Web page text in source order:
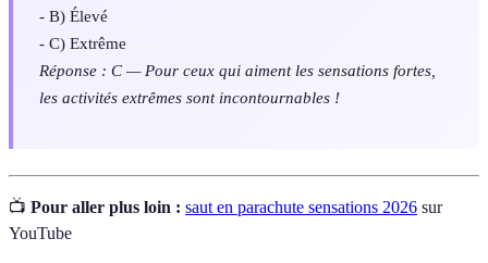
- B) Élevé
- C) Extrême
Réponse : C — Pour ceux qui aiment les sensations fortes,
les activités extrêmes sont incontournables !
📺 Pour aller plus loin : saut en parachute sensations 2026 sur
YouTube